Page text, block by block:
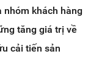
nhóm khách hàng
tăng giá trị về
cải tiến sản